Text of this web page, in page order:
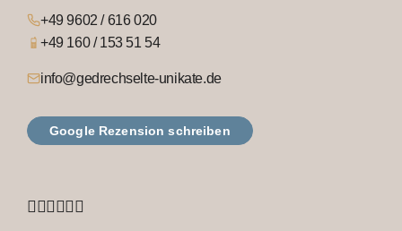
+49 9602 / 616 020
+49 160 / 153 51 54
info@gedrechselte-unikate.de
Google Rezension schreiben